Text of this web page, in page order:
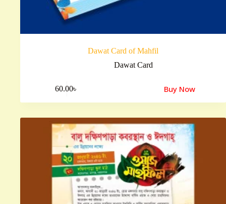
Dawat Card of Mahfil
Dawat Card
60.00৳ Buy Now